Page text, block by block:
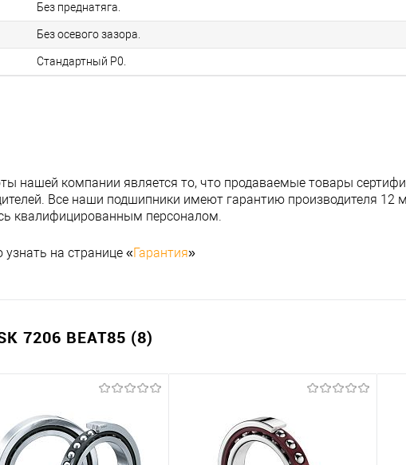
Без преднатяга.
Без осевого зазора.
Стандартный P0.
нашей компании является то, что продаваемые товары
Все наши подшипники имеют гарантию производителя 12
квалифицированным персоналом.
на странице «Гарантия»
BEAT85 (8)